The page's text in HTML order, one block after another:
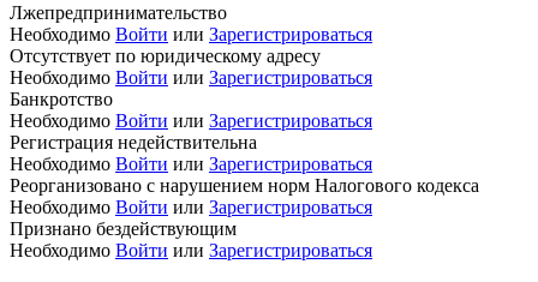
Лжепредпринимательство
Необходимо Войти или Зарегистрироваться
Отсутствует по юридическому адресу
Необходимо Войти или Зарегистрироваться
Банкротство
Необходимо Войти или Зарегистрироваться
Регистрация недействительна
Необходимо Войти или Зарегистрироваться
Реорганизовано с нарушением норм Налогового кодекса
Необходимо Войти или Зарегистрироваться
Признано бездействующим
Необходимо Войти или Зарегистрироваться